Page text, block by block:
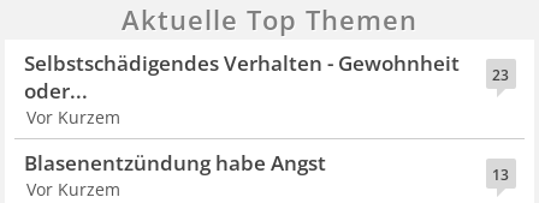
Aktuelle Top Themen
23
Selbstschädigendes Verhalten - Gewohnheit
oder...
Vor Kurzem
13
Blasenentzündung habe Angst
Vor Kurzem